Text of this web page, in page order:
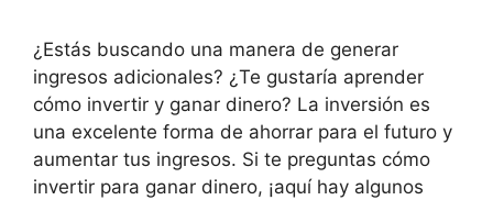
¿Estás buscando una manera de generar
ingresos adicionales? ¿Te gustaría aprender
cómo invertir y ganar dinero? La inversión es
una excelente forma de ahorrar para el futuro y
aumentar tus ingresos. Si te preguntas cómo
invertir para ganar dinero, ¡aquí hay algunos